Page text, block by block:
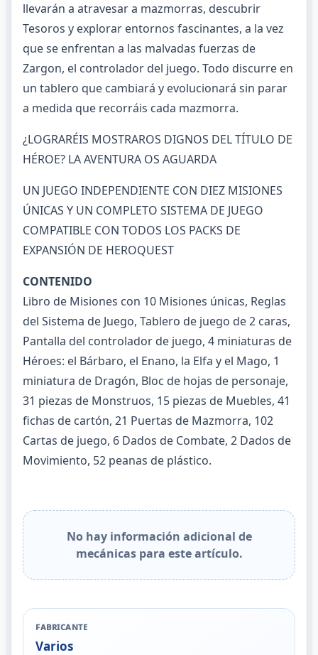
llevarán a atravesar a mazmorras, descubrir
Tesoros y explorar entornos fascinantes, a la vez
que se enfrentan a las malvadas fuerzas de
Zargon, el controlador del juego. Todo discurre en
un tablero que cambiará y evolucionará sin parar
a medida que recorráis cada mazmorra.
¿LOGRARÉIS MOSTRAROS DIGNOS DEL TÍTULO DE
HÉROE? LA AVENTURA OS AGUARDA
UN JUEGO INDEPENDIENTE CON DIEZ MISIONES
ÚNICAS Y UN COMPLETO SISTEMA DE JUEGO
COMPATIBLE CON TODOS LOS PACKS DE
EXPANSIÓN DE HEROQUEST
CONTENIDO
Libro de Misiones con 10 Misiones únicas, Reglas
del Sistema de Juego, Tablero de juego de 2 caras,
Pantalla del controlador de juego, 4 miniaturas de
Héroes: el Bárbaro, el Enano, la Elfa y el Mago, 1
miniatura de Dragón, Bloc de hojas de personaje,
31 piezas de Monstruos, 15 piezas de Muebles, 41
fichas de cartón, 21 Puertas de Mazmorra, 102
Cartas de juego, 6 Dados de Combate, 2 Dados de
Movimiento, 52 peanas de plástico.
No hay información adicional de
mecánicas para este artículo.
FABRICANTE
Varios